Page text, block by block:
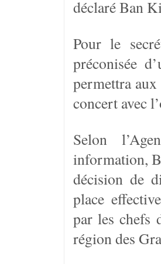
déclaré Ban
Pour le
préconisée
permettra
concert avec
Selon
information,
décision de
place
par les chefs
région des